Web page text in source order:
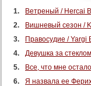
Ветреный / Hercai
Вишневый сезон /
Правосудие / Yargi
Девушка за
Все, что мне
Я назвала ее